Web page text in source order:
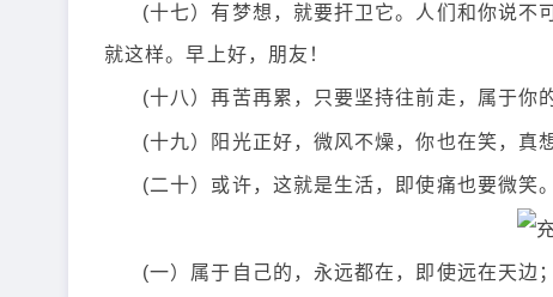
(十七）有梦想，就要扞卫它。人们和你说不
就这样。早上好，朋友！
(十八）再苦再累，只要坚持往前走，属于你
(十九）阳光正好，微风不燥，你也在笑，真
(二十）或许，这就是生活，即使痛也要微笑
(一）属于自己的，永远都在，即使远在天边